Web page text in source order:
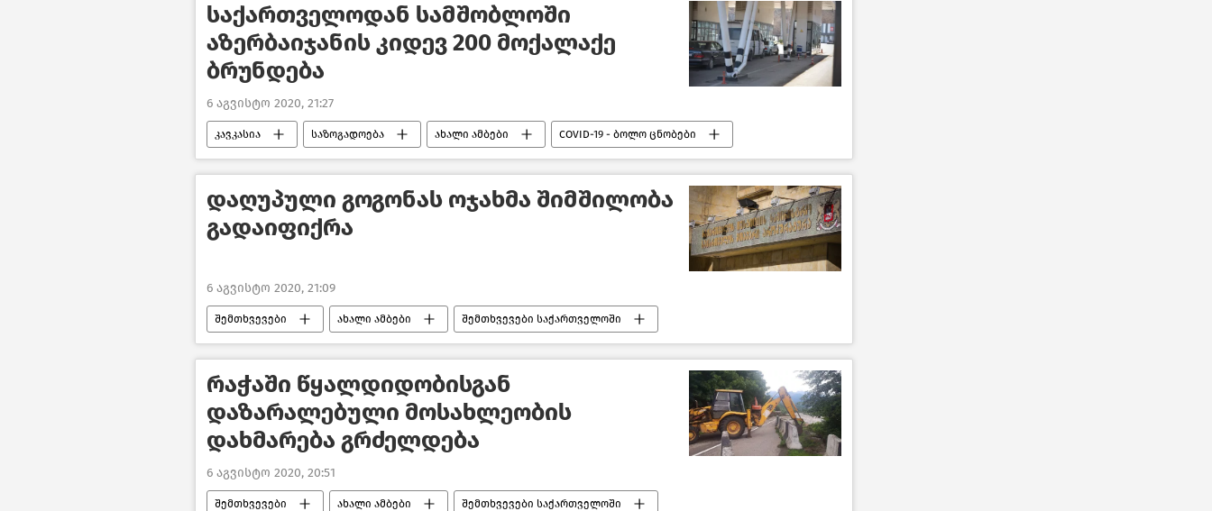
საქართველოდან სამშობლოში
აზერბაიჯანის კიდევ 200 მოქალაქე
ბრუნდება
6 აგვისტო 2020, 21:27
კავკასია საზოგადოება ახალი ამბები COVID-19 - ბოლო ცნობები
საქართველო
დაღუპული გოგონას ოჯახმა შიმშილობა
გადაიფიქრა
6 აგვისტო 2020, 21:09
შემთხვევები ახალი ამბები შემთხვევები საქართველოში
საქართველო
რაჭაში წყალდიდობისგან
დაზარალებული მოსახლეობის
დახმარება გრძელდება
6 აგვისტო 2020, 20:51
შემთხვევები ახალი ამბები შემთხვევები საქართველოში